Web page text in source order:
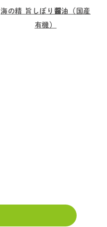
海の精 旨しぼり醤油（国産
有機）